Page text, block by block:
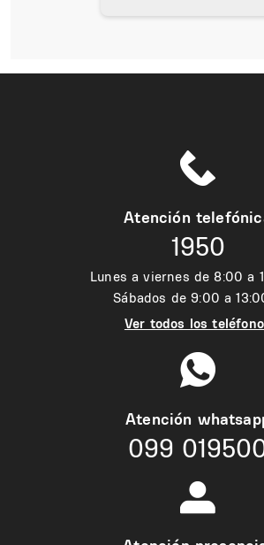
Atención
1950
Lunes a viernes de 8:00 a
Sábados de 9:00 a
Ver todos los
Atención
099